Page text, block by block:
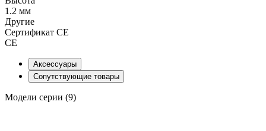
1.2 мм
Другие
Сертификат CE
CE
Аксессуары
Сопутствующие товары
Модели серии (9)